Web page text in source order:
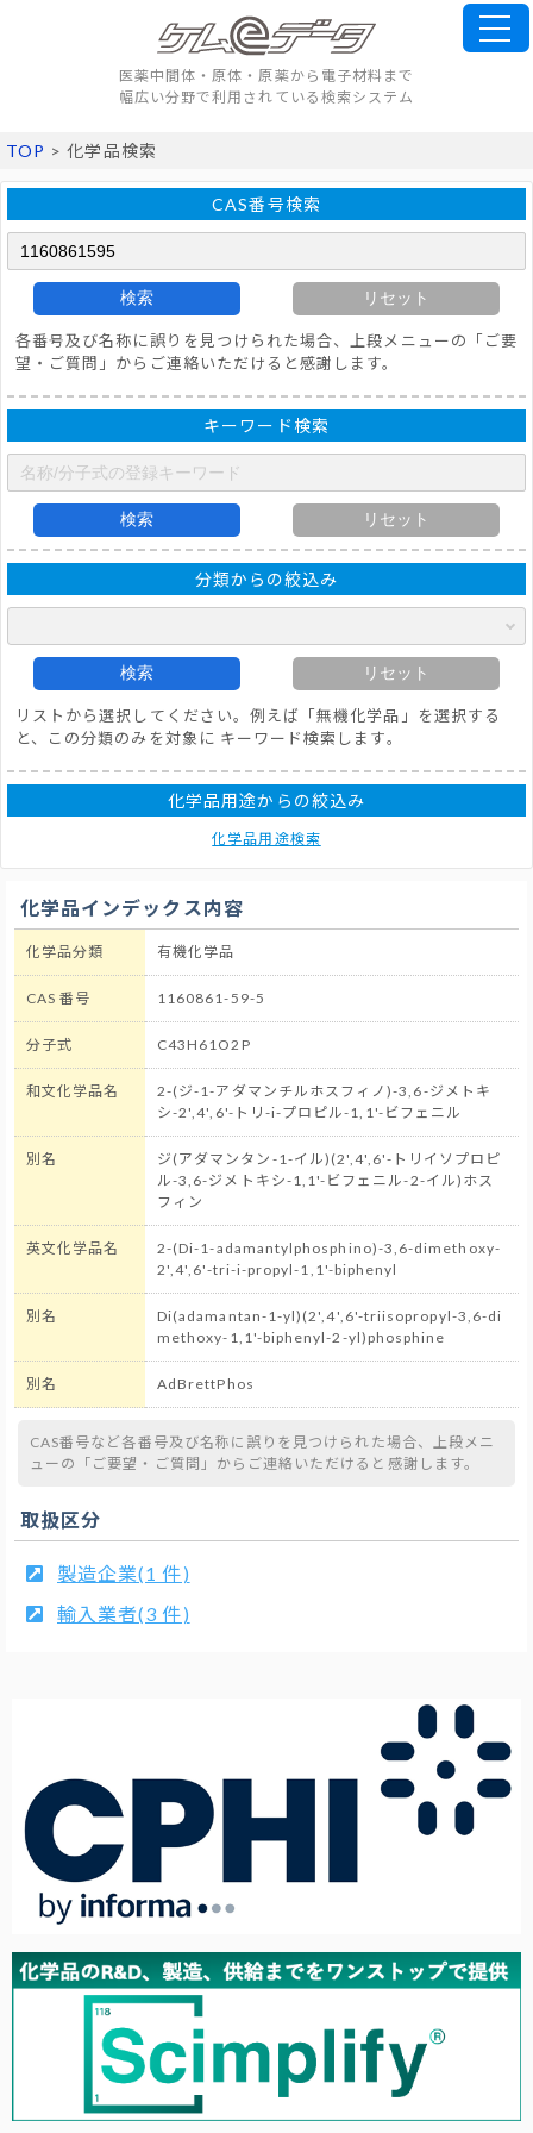
医薬中間体・原体・原薬から電子材料まで
幅広い分野で利用されている検索システム
TOP > 化学品検索
CAS番号検索
検索 リセット
各番号及び名称に誤りを見つけられた場合、上段メニューの「ご要
望・ご質問」からご連絡いただけると感謝します。
キーワード検索
検索 リセット
分類からの絞込み
検索 リセット
リストから選択してください。例えば「無機化学品」を選択する
と、この分類のみを対象に キーワード検索します。
化学品用途からの絞込み
化学品用途検索
化学品インデックス内容
化学品分類 有機化学品
CAS 番号 1160861-59-5
分子式 C43H61O2P
和文化学品名
2-(ジ-1-アダマンチルホスフィノ)-3,6-ジメトキ
シ-2',4',6'-トリ-i-プロピル-1,1'-ビフェニル
別名
ジ(アダマンタン-1-イル)(2',4',6'-トリイソプロピ
ル-3,6-ジメトキシ-1,1'-ビフェニル-2-イル)ホス
フィン
英文化学品名
2-(Di-1-adamantylphosphino)-3,6-dimethoxy-
2',4',6'-tri-i-propyl-1,1'-biphenyl
別名
Di(adamantan-1-yl)(2',4',6'-triisopropyl-3,6-di
methoxy-1,1'-biphenyl-2-yl)phosphine
別名 AdBrettPhos
CAS番号など各番号及び名称に誤りを見つけられた場合、上段メニ
ューの「ご要望・ご質問」からご連絡いただけると感謝します。
取扱区分
製造企業(1 件)
輸入業者(3 件)